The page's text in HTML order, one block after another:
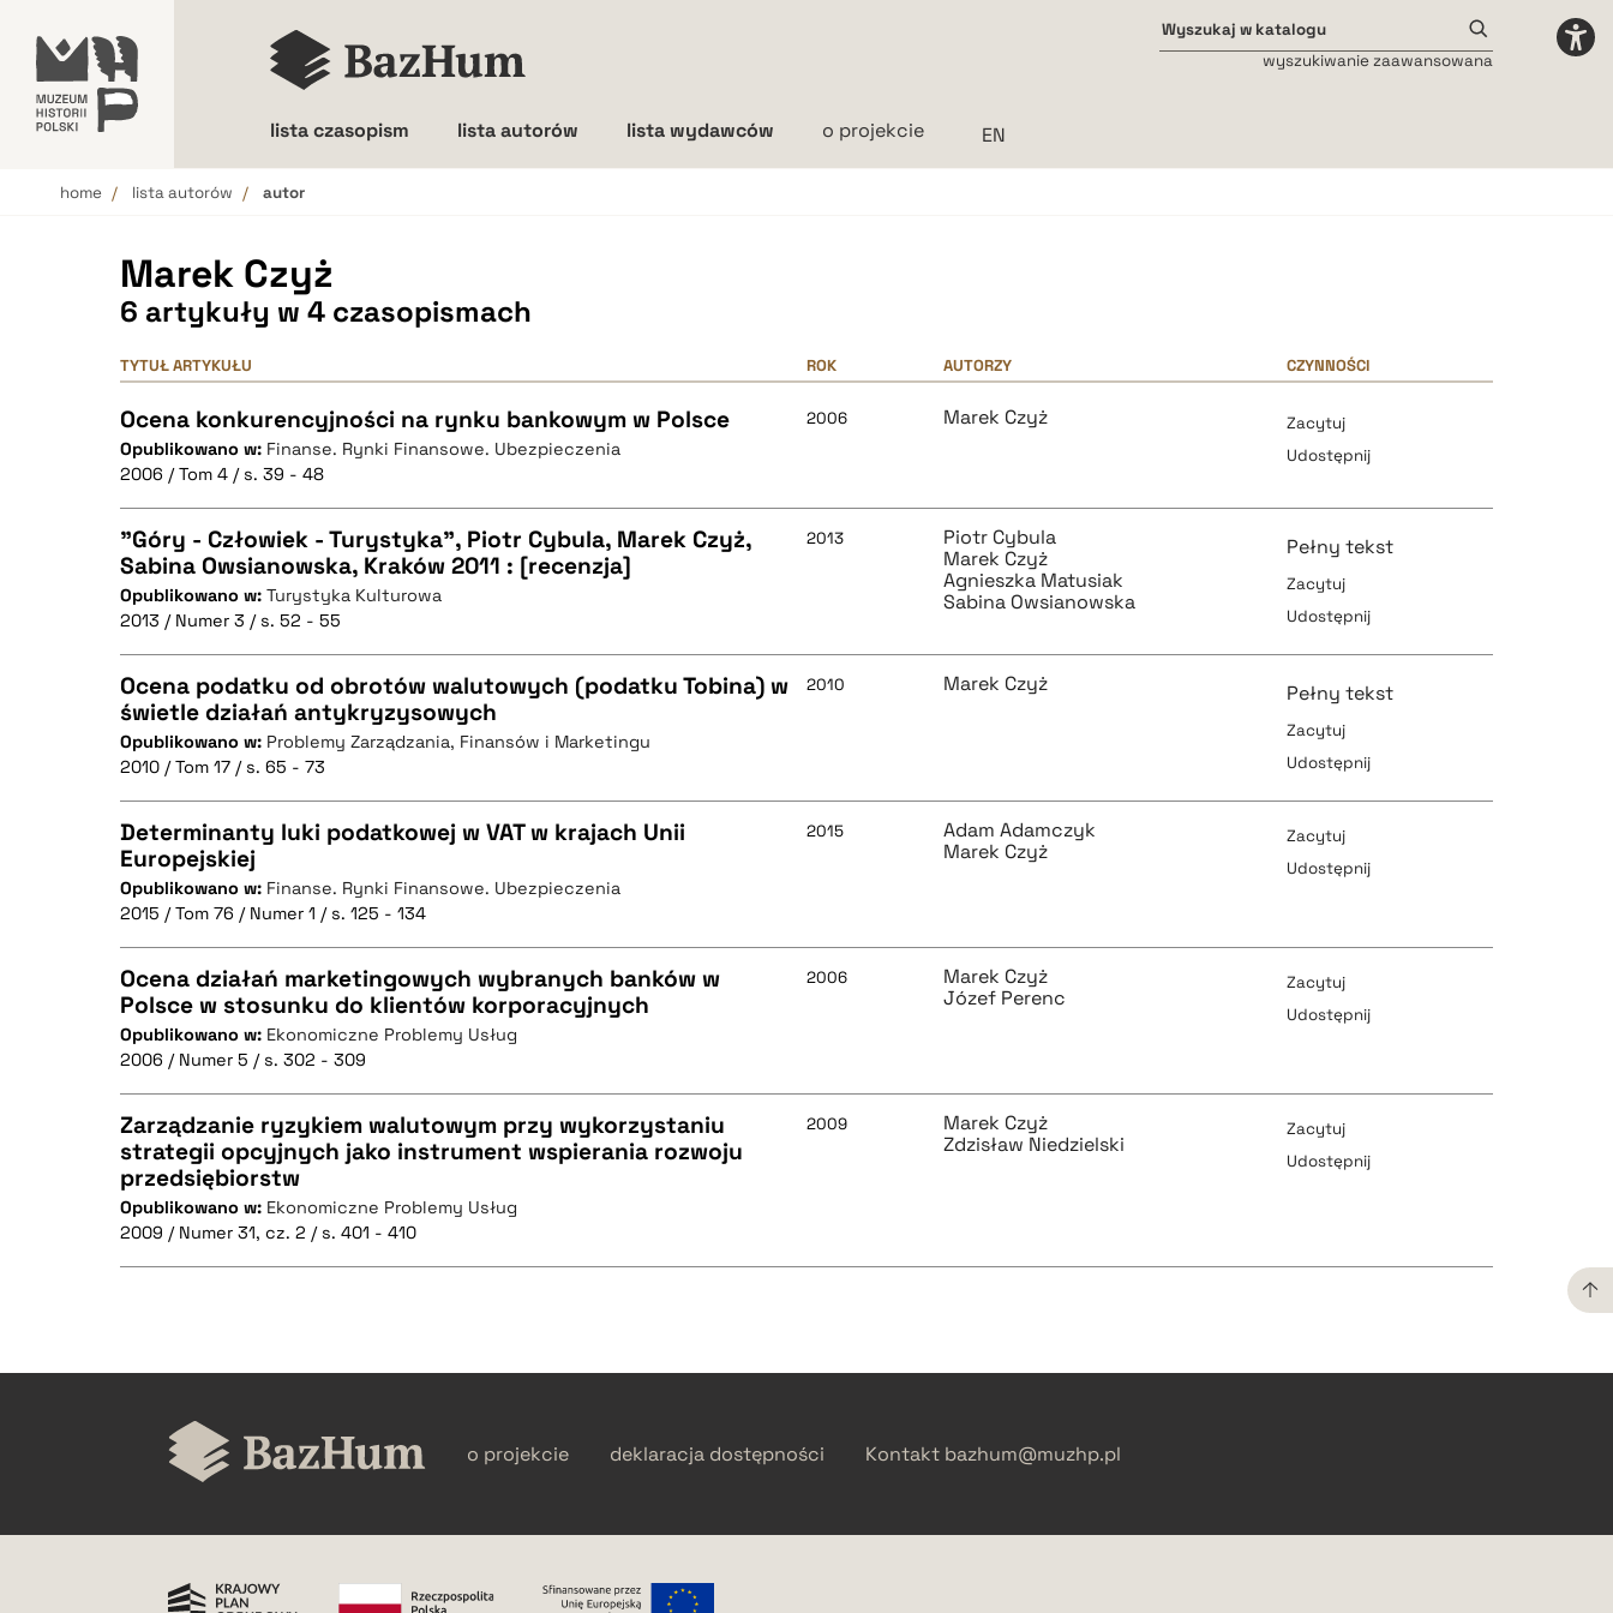
lista czasopism lista autorów lista wydawców o projekcie
wyszukiwanie zaawansowana
home lista autorów autor
Marek Czyż
6 artykuły w 4 czasopismach
TYTUŁ ARTYKUŁU ROK AUTORZY CZYNNOŚCI
Ocena konkurencyjności na rynku bankowym w Polsce
Opublikowano w: Finanse. Rynki Finansowe. Ubezpieczenia
2006 / Tom 4 / s. 39 - 48
2006 Marek Czyż
Zacytuj
Udostępnij
CZYSTY TEKST
pobierz cytat
BIBTEX
"Góry - Człowiek - Turystyka", Piotr Cybula, Marek Czyż,
Sabina Owsianowska, Kraków 2011 : [recenzja]
Opublikowano w: Turystyka Kulturowa
2013 / Numer 3 / s. 52 - 55
2013
Piotr Cybula
Marek Czyż
Agnieszka Matusiak
Sabina Owsianowska
Pełny tekst
Zacytuj
Udostępnij
CZYSTY TEKST
pobierz cytat
BIBTEX
Ocena podatku od obrotów walutowych (podatku Tobina) w
świetle działań antykryzysowych
Opublikowano w: Problemy Zarządzania, Finansów i Marketingu
2010 / Tom 17 / s. 65 - 73
2010 Marek Czyż Pełny tekst
Zacytuj
Udostępnij
CZYSTY TEKST
pobierz cytat
BIBTEX
Determinanty luki podatkowej w VAT w krajach Unii
Europejskiej
Opublikowano w: Finanse. Rynki Finansowe. Ubezpieczenia
2015 / Tom 76 / Numer 1 / s. 125 - 134
2015
Adam Adamczyk
Marek Czyż
Zacytuj
Udostępnij
CZYSTY TEKST
pobierz cytat
BIBTEX
Ocena działań marketingowych wybranych banków w
Polsce w stosunku do klientów korporacyjnych
Opublikowano w: Ekonomiczne Problemy Usług
2006 / Numer 5 / s. 302 - 309
2006
Marek Czyż
Józef Perenc
Zacytuj
Udostępnij
CZYSTY TEKST
Zarządzanie ryzykiem walutowym przy wykorzystaniu
strategii opcyjnych jako instrument wspierania rozwoju
przedsiębiorstw
Opublikowano w: Ekonomiczne Problemy Usług
2009 / Numer 31, cz. 2 / s. 401 - 410
2009
Marek Czyż
Zdzisław Niedzielski
Zacytuj
Udostępnij
pobierz cytat
o projekcie deklaracja dostępności Kontakt bazhum@muzhp.pl